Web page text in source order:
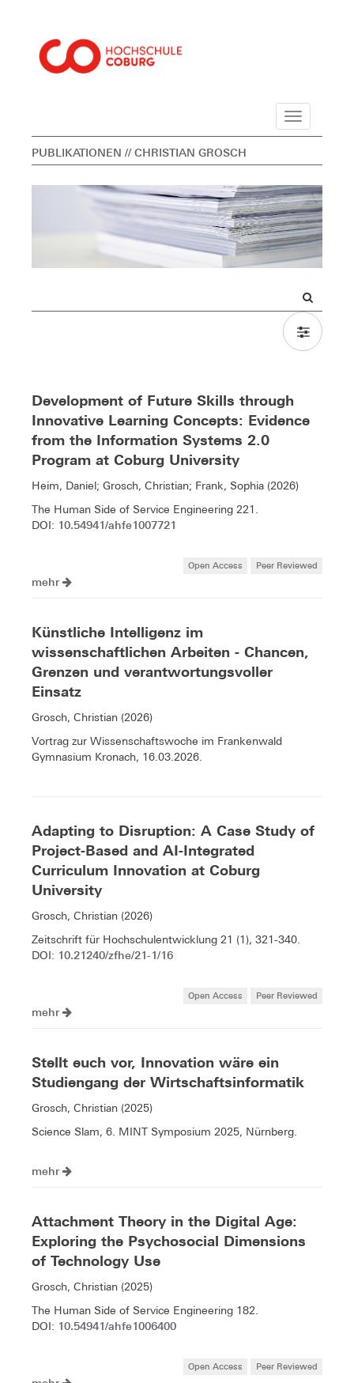
Navigation
PUBLIKATIONEN // CHRISTIAN GROSCH
Development of Future Skills through
Innovative Learning Concepts: Evidence
from the Information Systems 2.0
Program at Coburg University
Heim, Daniel; Grosch, Christian; Frank, Sophia (2026)
The Human Side of Service Engineering 221.
DOI: 10.54941/ahfe1007721
Open Access Peer Reviewed
mehr
Künstliche Intelligenz im
wissenschaftlichen Arbeiten - Chancen,
Grenzen und verantwortungsvoller
Einsatz
Grosch, Christian (2026)
Vortrag zur Wissenschaftswoche im Frankenwald
Gymnasium Kronach, 16.03.2026.
Adapting to Disruption: A Case Study of
Project-Based and AI-Integrated
Curriculum Innovation at Coburg
University
Grosch, Christian (2026)
Zeitschrift für Hochschulentwicklung 21 (1), 321-340.
DOI: 10.21240/zfhe/21-1/16
Open Access Peer Reviewed
mehr
Stellt euch vor, Innovation wäre ein
Studiengang der Wirtschaftsinformatik
Grosch, Christian (2025)
Science Slam, 6. MINT Symposium 2025, Nürnberg.
mehr
Attachment Theory in the Digital Age:
Exploring the Psychosocial Dimensions
of Technology Use
Grosch, Christian (2025)
The Human Side of Service Engineering 182.
DOI: 10.54941/ahfe1006400
Open Access Peer Reviewed